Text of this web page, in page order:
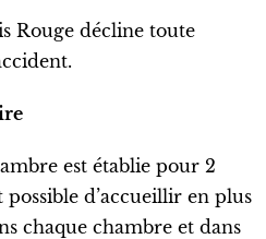
Rouge décline toute
est établie pour 2
d’accueillir en plus
chaque chambre et dans